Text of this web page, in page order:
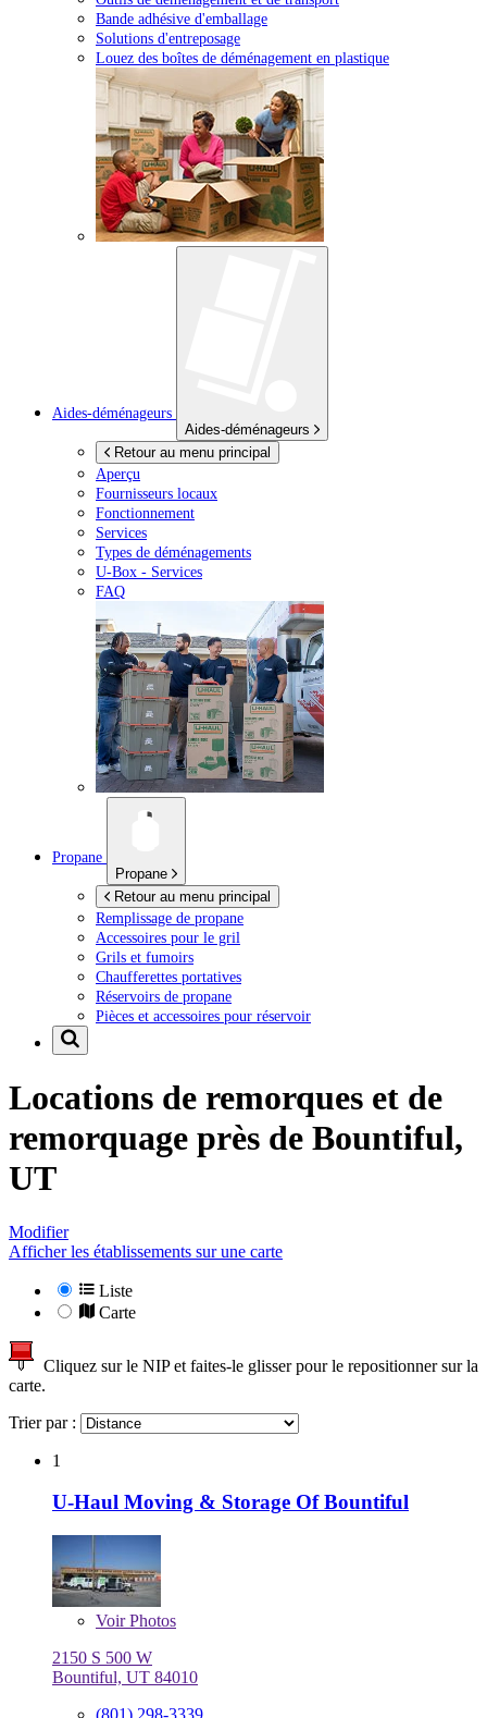
Bande adhésive d'emballage
Solutions d'entreposage
Louez des boîtes de déménagement en plastique
Aides-déménageurs
Aides-déménageurs
Retour au menu principal
Aperçu
Fournisseurs locaux
Fonctionnement
Services
Types de déménagements
U-Box - Services
FAQ
Propane
Propane
Retour au menu principal
Remplissage de propane
Accessoires pour le gril
Grils et fumoirs
Chaufferettes portatives
Réservoirs de propane
Pièces et accessoires pour réservoir
Locations de remorques et de
remorquage près de Bountiful,
UT
Modifier
Afficher les établissements sur une carte
Liste
Carte
Cliquez sur le NIP et faites-le glisser pour le repositionner sur la
carte.
Trier par :
1
U-Haul Moving & Storage Of Bountiful
VoirPhotos
2150 S 500 W
Bountiful, UT 84010
(801) 298-3339